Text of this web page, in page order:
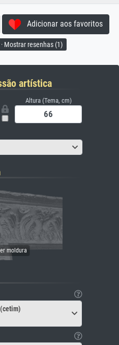
Adicionar aos favoritos
Mostrar resenhas (1)
artística
Altura (Tema, cm)